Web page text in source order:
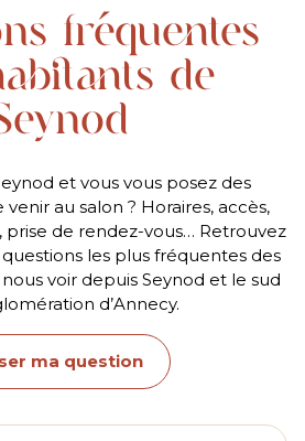
fréquentes
de
et vous vous posez des
au salon ? Horaires, accès,
prise de rendez-vous… Retrouvez
les plus fréquentes des
voir depuis Seynod et le sud
d’Annecy.
ma question